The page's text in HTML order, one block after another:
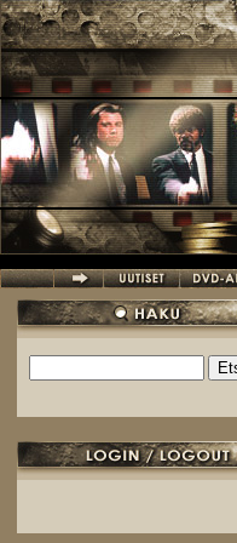
Hyppää pääsisältöön
Hakulomake